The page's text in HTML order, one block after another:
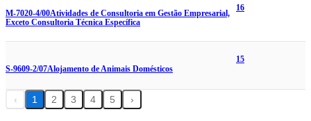
M-7020-4/00Atividades de Consultoria em Gestão Empresarial,
Exceto Consultoria Técnica Específica
16
S-9609-2/07Alojamento de Animais Domésticos
15
‹ 1 2 3 4 5 ›